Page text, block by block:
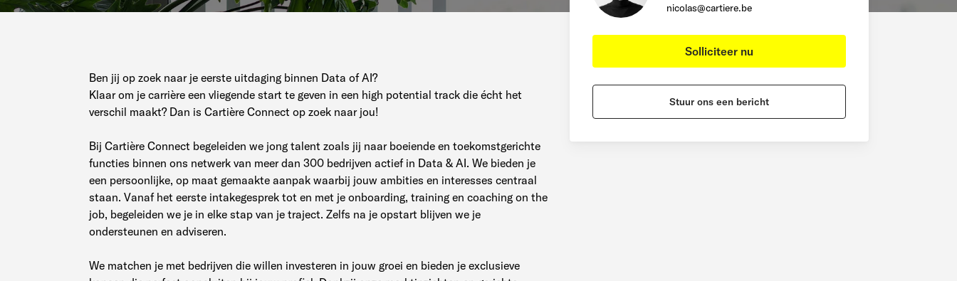
Ben jij op zoek naar je eerste uitdaging binnen Data of AI?
Klaar om je carrière een vliegende start te geven in een high potential track die écht het
verschil maakt? Dan is Cartière Connect op zoek naar jou!
Bij Cartière Connect begeleiden we jong talent zoals jij naar boeiende en toekomstgerichte
functies binnen ons netwerk van meer dan 300 bedrijven actief in Data & AI. We bieden je
een persoonlijke, op maat gemaakte aanpak waarbij jouw ambities en interesses centraal
staan. Vanaf het eerste intakegesprek tot en met je onboarding, training en coaching on the
job, begeleiden we je in elke stap van je traject. Zelfs na je opstart blijven we je
ondersteunen en adviseren.
We matchen je met bedrijven die willen investeren in jouw groei en bieden je exclusieve
nicolas@cartiere.be
Solliciteer nu
Stuur ons een bericht